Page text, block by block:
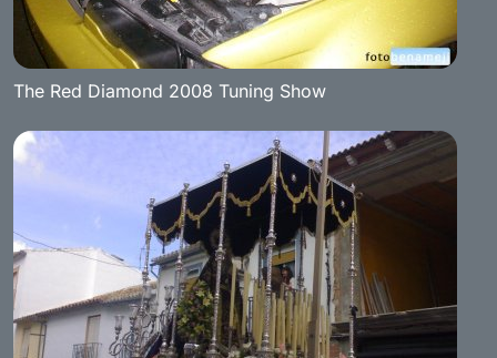
The Red Diamond 2008 Tuning Show